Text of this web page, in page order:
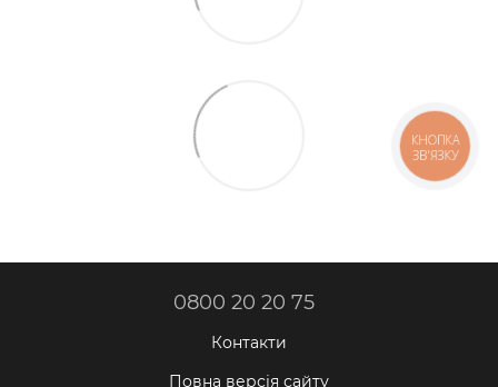
0800 20 20 75
Контакти
Повна версія сайту
КНОПКА
ЗВ'ЯЗКУ